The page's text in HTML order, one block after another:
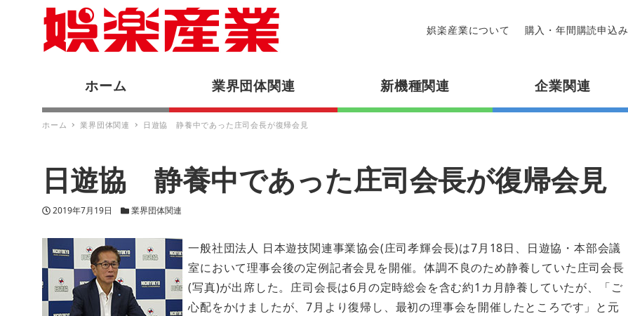
娯楽産業について 購入・年間購読申込み
ホーム 業界団体関連 新機種関連 企業関連
ホーム 業界団体関連 日遊協 静養中であった庄司会長が復帰会見
日遊協 静養中であった庄司会長が復帰会見
投稿日
2019年7月19日 カテゴリー
業界団体関連
一般社団法人 日本遊技関連事業協会(庄司孝輝会長)は7月18日、日遊協・本部会議
室において理事会後の定例記者会見を開催。体調不良のため静養していた庄司会長
(写真)が出席した。庄司会長は6月の定時総会を含む約1カ月静養していたが、「ご
心配をかけましたが、7月より復帰し、最初の理事会を開催したところです」と元